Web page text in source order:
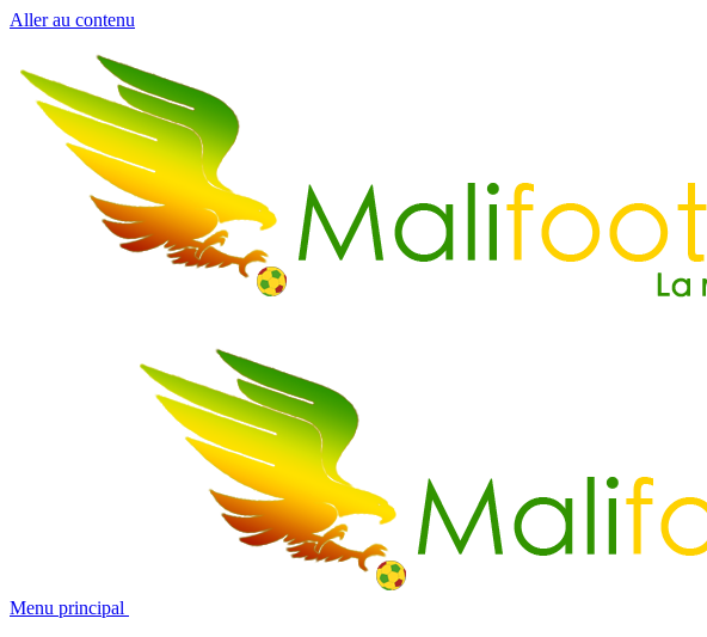
Aller au contenu
Menu principal